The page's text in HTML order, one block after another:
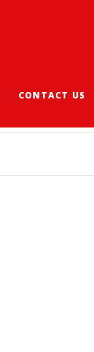
CONTACT US